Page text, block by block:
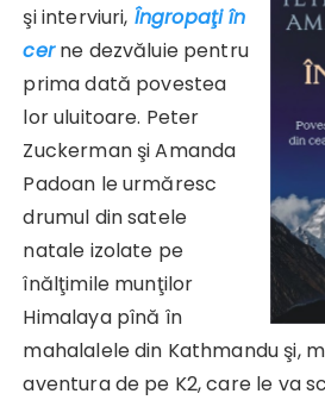
şi interviuri, Îngropaţi în
cerne dezvăluie pentru
prima dată povestea
lor uluitoare. Peter
Zuckerman şi Amanda
Padoan le urmăresc
drumul din satele
natale izolate pe
înălţimile munţilor
Himalaya pînă în
mahalalele din Kathmandu şi,
aventura de pe K2, care le va